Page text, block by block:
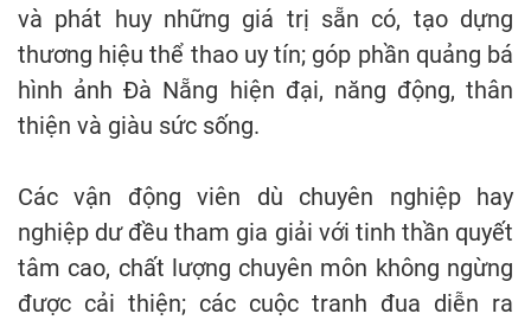
và phát huy những giá trị sẵn có, tạo dựng
thương hiệu thể thao uy tín; góp phần quảng bá
hình ảnh Đà Nẵng hiện đại, năng động, thân
thiện và giàu sức sống.
Các vận động viên dù chuyên nghiệp hay
nghiệp dư đều tham gia giải với tinh thần quyết
tâm cao, chất lượng chuyên môn không ngừng
được cải thiện; các cuộc tranh đua diễn ra